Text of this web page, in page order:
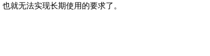
就无法实现长期使用的要求了。